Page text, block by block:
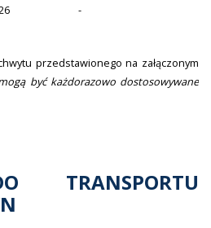
-
przedstawionego na załączonym
być każdorazowo dostosowywane
TRANSPORTU